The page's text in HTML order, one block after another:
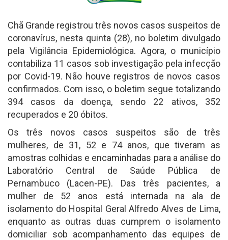
Chã Grande registrou três novos casos suspeitos de
coronavírus, nesta quinta (28), no boletim divulgado
pela Vigilância Epidemiológica. Agora, o município
contabiliza 11 casos sob investigação pela infecção
por Covid-19. Não houve registros de novos casos
confirmados. Com isso, o boletim segue totalizando
394 casos da doença, sendo 22 ativos, 352
recuperados e 20 óbitos.
Os três novos casos suspeitos são de três
mulheres, de 31, 52 e 74 anos, que tiveram as
amostras colhidas e encaminhadas para a análise do
Laboratório Central de Saúde Pública de
Pernambuco (Lacen-PE). Das três pacientes, a
mulher de 52 anos está internada na ala de
isolamento do Hospital Geral Alfredo Alves de Lima,
enquanto as outras duas cumprem o isolamento
domiciliar sob acompanhamento das equipes de